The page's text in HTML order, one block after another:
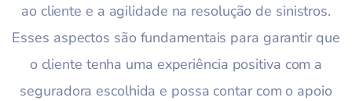
ao cliente e a agilidade na resolução de sinistros.
Esses aspectos são fundamentais para garantir que
o cliente tenha uma experiência positiva com a
seguradora escolhida e possa contar com o apoio